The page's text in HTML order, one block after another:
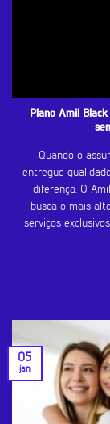
Plano Amil
Quando o
entregue
diferença. O
busca o mais
serviços
05
jan